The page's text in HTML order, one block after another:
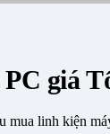
giá
mua linh kiện